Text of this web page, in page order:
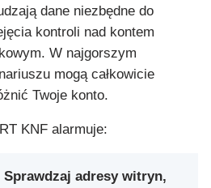
dane niezbędne do
kontroli nad kontem
W najgorszym
mogą całkowicie
Twoje konto.
KNF alarmuje:
Sprawdzaj adresy witryn,